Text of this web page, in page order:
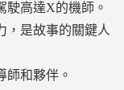
駛高達X的機師。
，是故事的關鍵人
師和夥伴。